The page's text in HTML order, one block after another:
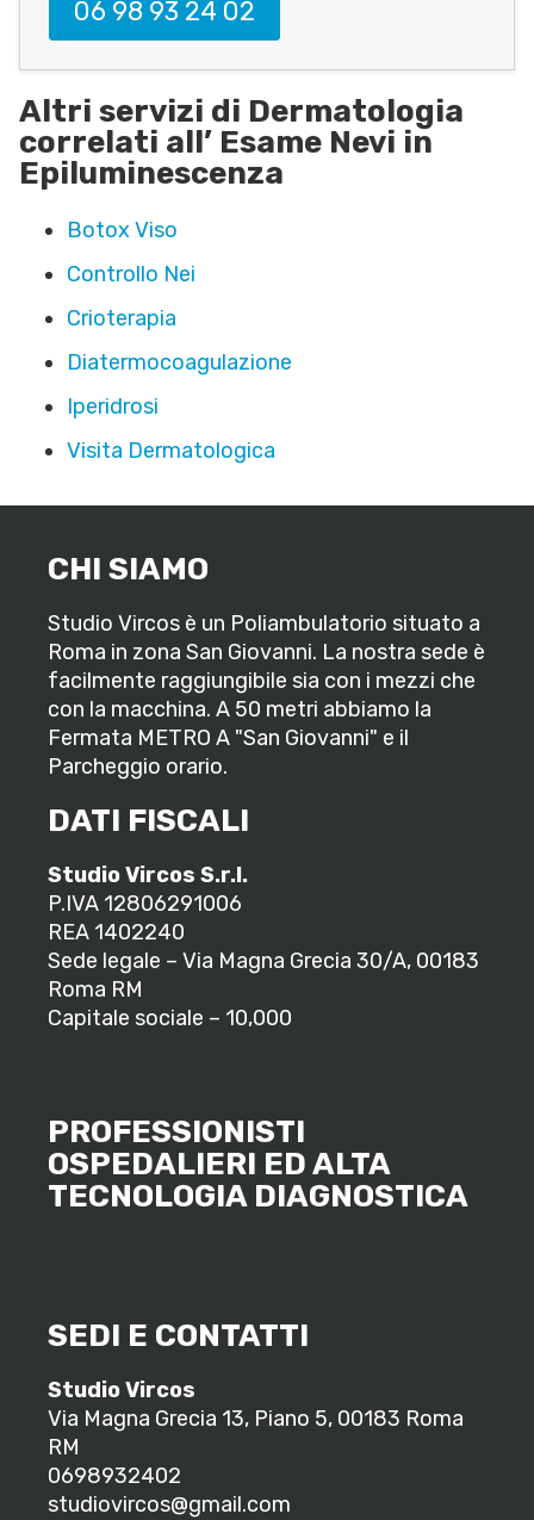
06 98 93 24 02
Altri servizi di Dermatologia
correlati all’ Esame Nevi in
Epiluminescenza
Botox Viso
Controllo Nei
Crioterapia
Diatermocoagulazione
Iperidrosi
Visita Dermatologica
CHI SIAMO
Studio Vircos è un Poliambulatorio situato a
Roma in zona San Giovanni. La nostra sede è
facilmente raggiungibile sia con i mezzi che
con la macchina. A 50 metri abbiamo la
Fermata METRO A "San Giovanni" e il
Parcheggio orario.
DATI FISCALI
Studio Vircos S.r.l.
P.IVA 12806291006
REA 1402240
Sede legale – Via Magna Grecia 30/A, 00183
Roma RM
Capitale sociale – 10,000
PROFESSIONISTI
OSPEDALIERI ED ALTA
TECNOLOGIA DIAGNOSTICA
SEDI E CONTATTI
Studio Vircos
Via Magna Grecia 13, Piano 5, 00183 Roma
RM
0698932402
studiovircos@gmail.com